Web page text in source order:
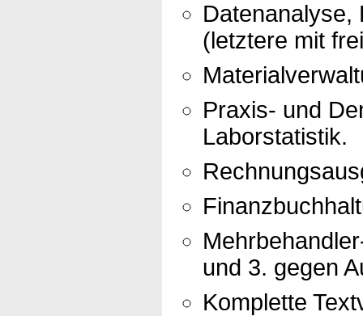
Datenanalyse,
(letztere mit
Praxis- und
Laborstatistik.
und 3. gegen
Komplette